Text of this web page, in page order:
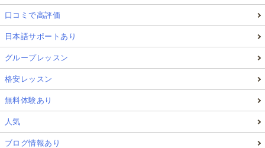
口コミで高評価
日本語サポートあり
グループレッスン
格安レッスン
無料体験あり
人気
ブログ情報あり